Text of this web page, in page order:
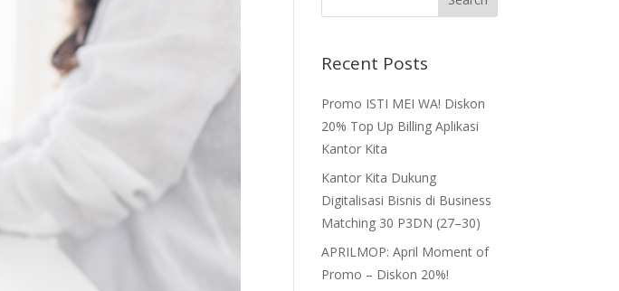
Recent Posts
Promo ISTI MEI WA! Diskon
20% Top Up Billing Aplikasi
Kantor Kita
Kantor Kita Dukung
Digitalisasi Bisnis di Business
Matching 30 P3DN (27–30)
APRILMOP: April Moment of
Promo – Diskon 20%!